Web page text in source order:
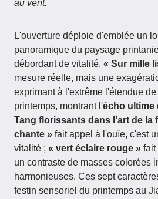
au vent.
L'ouverture déploie d'emblée un
panoramique du paysage
débordant de vitalité. « Sur mille
mesure réelle, mais une
exprimant à l'extrême l'étendue
printemps, montrant l'écho ultime
Tang florissants dans l'art de la
chante » fait appel à l'ouïe, c'est
vitalité ; « vert éclaire rouge » fait
un contraste de masses colorées
harmonieuses. Ces sept
festin sensoriel du printemps au